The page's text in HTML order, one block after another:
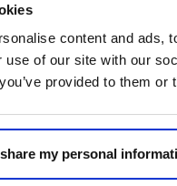
content and ads,
use of our site with our
provided to them
my personal
G07
inclosa la